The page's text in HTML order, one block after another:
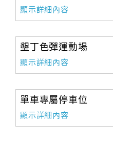
顯示詳細內容
墾丁色彈運動場
顯示詳細內容
單車專屬停車位
顯示詳細內容